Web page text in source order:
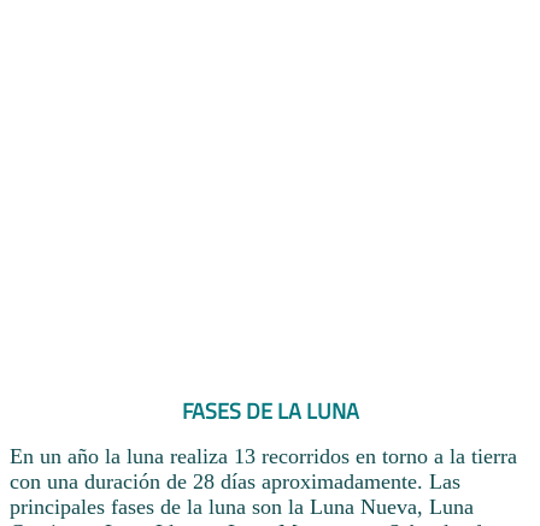
FASES DE LA LUNA
En un año la luna realiza 13 recorridos en torno a la tierra
con una duración de 28 días aproximadamente. Las
principales fases de la luna son la Luna Nueva, Luna